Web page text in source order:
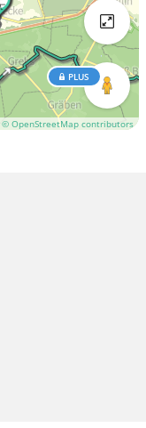
© OpenStreetMap contributors
PLUS